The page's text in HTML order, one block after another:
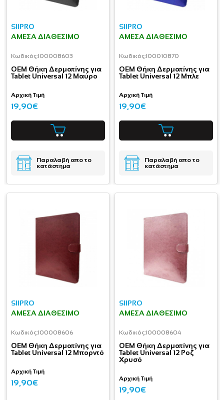
SIIPRO
ΆΜΕΣΑ ΔΙΑΘΈΣΙΜΟ
Κωδικός:I00008603
OEM Θήκη Δερματίνης για
Tablet Universal 12 Μαύρο
Αρχική Τιμή
19,90€
Παραλαβή απο το
κατάστημα
SIIPRO
ΆΜΕΣΑ ΔΙΑΘΈΣΙΜΟ
Κωδικός:I00010870
OEM Θήκη Δερματίνης για
Tablet Universal 12 Μπλε
Αρχική Τιμή
19,90€
Παραλαβή απο το
κατάστημα
SIIPRO
ΆΜΕΣΑ ΔΙΑΘΈΣΙΜΟ
Κωδικός:I00008606
OEM Θήκη Δερματίνης για
Tablet Universal 12 Μπορντό
Αρχική Τιμή
19,90€
SIIPRO
ΆΜΕΣΑ ΔΙΑΘΈΣΙΜΟ
Κωδικός:I00008604
OEM Θήκη Δερματίνης για
Tablet Universal 12 Ροζ
Χρυσό
Αρχική Τιμή
19,90€